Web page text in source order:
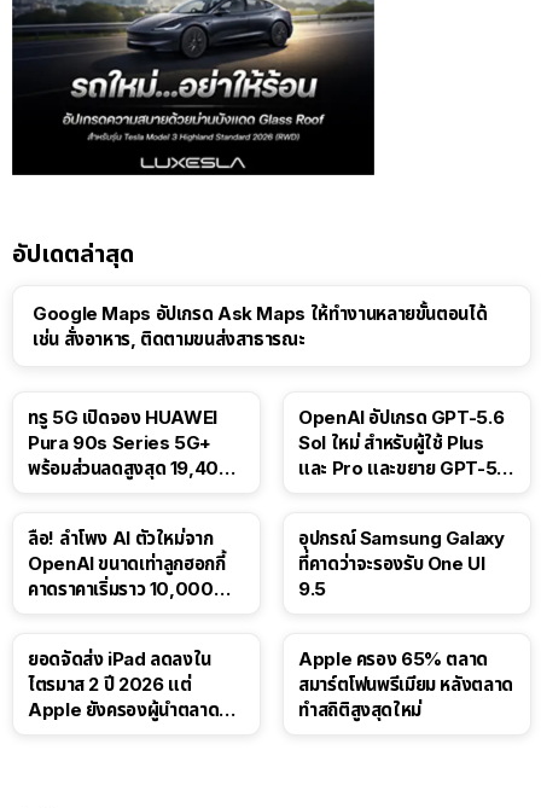
อัปเดตล่าสุด
Google Maps อัปเกรด Ask Maps ให้ทำงานหลายขั้นตอนได้
เช่น สั่งอาหาร, ติดตามขนส่งสาธารณะ
ทรู 5G เปิดจอง HUAWEI
Pura 90s Series 5G+
พร้อมส่วนลดสูงสุด 19,400
OpenAI อัปเกรด GPT-5.6
Sol ใหม่ สำหรับผู้ใช้ Plus
และ Pro และขยาย GPT-5.6
ลือ! ลำโพง AI ตัวใหม่จาก
OpenAI ขนาดเท่าลูกฮอกกี้
คาดราคาเริ่มราว 10,000
อุปกรณ์ Samsung Galaxy
ที่คาดว่าจะรองรับ One UI
9.5
ยอดจัดส่ง iPad ลดลงใน
ไตรมาส 2 ปี 2026 แต่
Apple ยังครองผู้นำตลาด
Apple ครอง 65% ตลาด
สมาร์ตโฟนพรีเมียม หลังตลาด
ทำสถิติสูงสุดใหม่